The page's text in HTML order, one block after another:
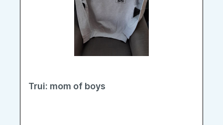
Trui: mom of boys